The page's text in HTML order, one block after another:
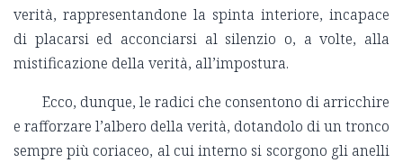
verità, rappresentandone la spinta interiore, incapace
di placarsi ed acconciarsi al silenzio o, a volte, alla
mistificazione della verità, all’impostura.
Ecco, dunque, le radici che consentono di arricchire
e rafforzare l’albero della verità, dotandolo di un tronco
sempre più coriaceo, al cui interno si scorgono gli anelli